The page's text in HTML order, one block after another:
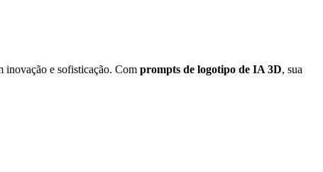
inovação e sofisticação. Com prompts de logotipo de IA 3D, sua